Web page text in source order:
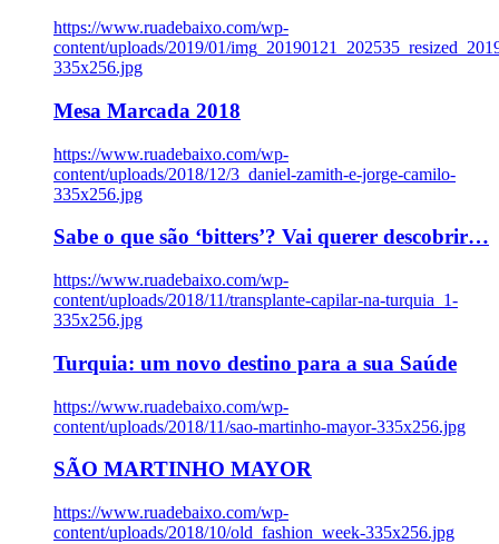
https://www.ruadebaixo.com/wp-
content/uploads/2019/01/
335x256.jpg
Mesa Marcada 2018
https://www.ruadebaixo.com/wp-
content/uploads/2018/12/3_daniel-zamith-e-jorge-camilo-
335x256.jpg
Sabe o que são ‘bitters’? Vai querer descobrir…
https://www.ruadebaixo.com/wp-
content/uploads/2018/11/transplante-capilar-na-turquia_1-
335x256.jpg
Turquia: um novo destino para a sua Saúde
https://www.ruadebaixo.com/wp-
content/uploads/2018/11/sao-martinho-mayor-335x256.jpg
SÃO MARTINHO MAYOR
https://www.ruadebaixo.com/wp-
content/uploads/2018/10/old_fashion_week-335x256.jpg